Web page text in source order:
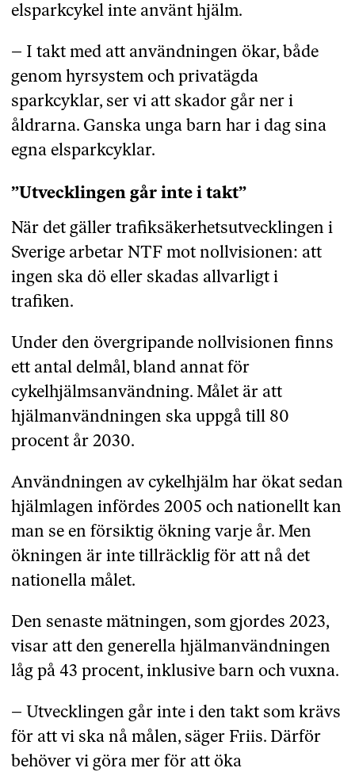
elsparkcykel inte använt hjälm.
– I takt med att användningen ökar, både
genom hyrsystem och privatägda
sparkcyklar, ser vi att skador går ner i
åldrarna. Ganska unga barn har i dag sina
egna elsparkcyklar.
”Utvecklingen går inte i takt”
När det gäller trafiksäkerhetsutvecklingen i
Sverige arbetar NTF mot nollvisionen: att
ingen ska dö eller skadas allvarligt i
trafiken.
Under den övergripande nollvisionen finns
ett antal delmål, bland annat för
cykelhjälmsanvändning. Målet är att
hjälmanvändningen ska uppgå till 80
procent år 2030.
Användningen av cykelhjälm har ökat sedan
hjälmlagen infördes 2005 och nationellt kan
man se en försiktig ökning varje år. Men
ökningen är inte tillräcklig för att nå det
nationella målet.
Den senaste mätningen, som gjordes 2023,
visar att den generella hjälmanvändningen
låg på 43 procent, inklusive barn och vuxna.
– Utvecklingen går inte i den takt som krävs
för att vi ska nå målen, säger Friis. Därför
behöver vi göra mer för att öka